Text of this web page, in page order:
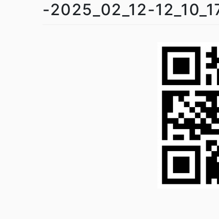
-2025_02_12-